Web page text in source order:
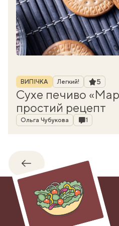
Рубрика
ВИПІЧКА Легкий! Рейтинг
5
Сухе печиво
простий рецепт
Автор
Ольга Чубукова Коментарі
1
Назад